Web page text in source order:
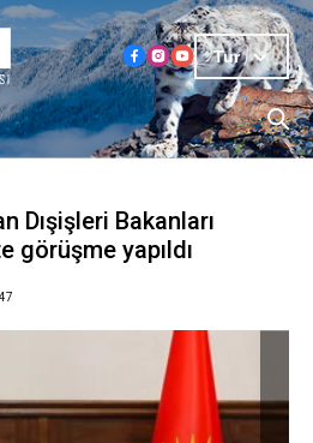
Tur
Dışişleri Bakanları
görüşme yapıldı